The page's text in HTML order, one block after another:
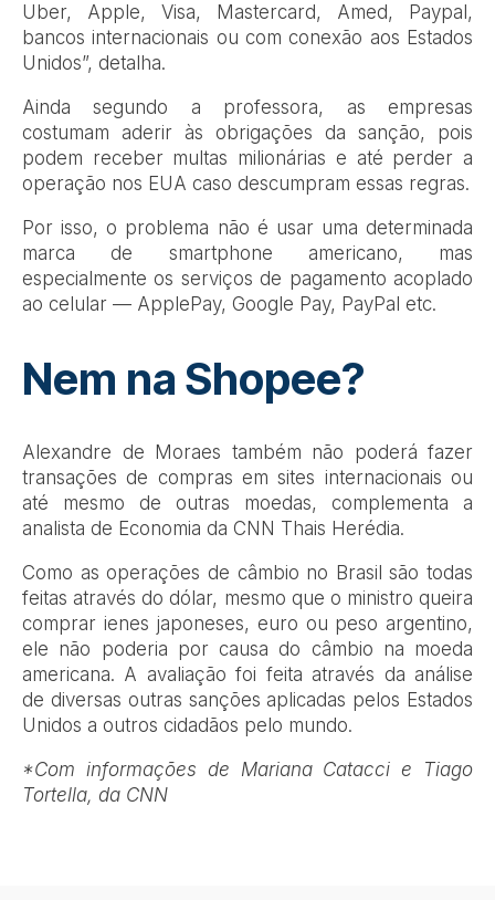
Uber, Apple, Visa, Mastercard, Amed, Paypal,
bancos internacionais ou com conexão aos Estados
Unidos”, detalha.
Ainda segundo a professora, as empresas
costumam aderir às obrigações da sanção, pois
podem receber multas milionárias e até perder a
operação nos EUA caso descumpram essas regras.
Por isso, o problema não é usar uma determinada
marca de smartphone americano, mas
especialmente os serviços de pagamento acoplado
ao celular — ApplePay, Google Pay, PayPal etc.
Nem na Shopee?
Alexandre de Moraes também não poderá fazer
transações de compras em sites internacionais ou
até mesmo de outras moedas, complementa a
analista de Economia da CNN Thais Herédia.
Como as operações de câmbio no Brasil são todas
feitas através do dólar, mesmo que o ministro queira
comprar ienes japoneses, euro ou peso argentino,
ele não poderia por causa do câmbio na moeda
americana. A avaliação foi feita através da análise
de diversas outras sanções aplicadas pelos Estados
Unidos a outros cidadãos pelo mundo.
*Com informações de Mariana Catacci e Tiago
Tortella, da CNN